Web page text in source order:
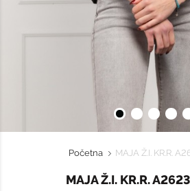
Početna MAJA Ž.I. KR.R.
MAJA Ž.I. KR.R.